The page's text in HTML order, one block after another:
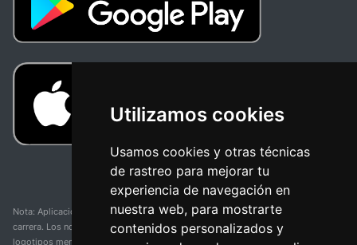
Utilizamos cookies
Usamos cookies y otras técnicas
de rastreo para mejorar tu
experiencia de navegación en
nuestra web, para mostrarte
contenidos personalizados y
Nota: Aplicación y web no oficial y no relacionada con ninguna organización o
carrera. Los nombres de equipos, competiciones, marcas comerciales y
logotipos mencionados en esta página de resultados de ciclismo son